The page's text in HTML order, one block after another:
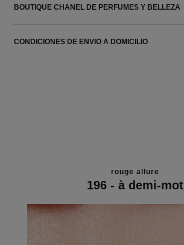
BOUTIQUE CHANEL DE PERFUMES Y BELLEZA
CONDICIONES DE ENVIO A DOMICILIO
rouge allure
196 - à demi-mot